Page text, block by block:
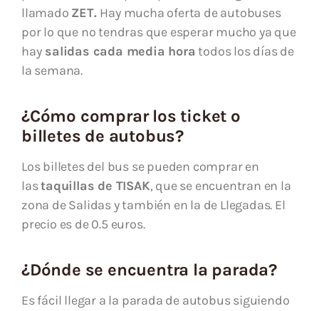
llamado ZET. Hay mucha oferta de autobuses
por lo que no tendras que esperar mucho ya que
haysalidas cada media hora todos los días de
la semana.
¿Cómo comprar los ticket o
billetes de autobus?
Los billetes del bus se pueden comprar en
lastaquillas de TISAK, que se encuentran en la
zona de Salidas y también en la de Llegadas. El
precio es de 0.5 euros.
¿Dónde se encuentra la parada?
Es fácil llegar a la parada de autobus siguiendo